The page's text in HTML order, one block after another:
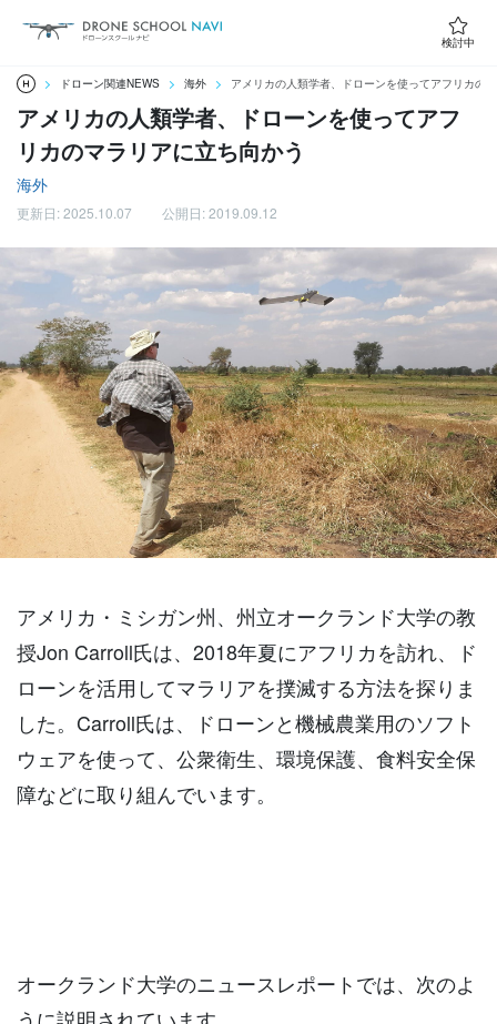
検討中
ドローン関連NEWS 海外 アメリカの人類学者、ドローンを使ってアフリカの
アメリカの人類学者、ドローンを使ってアフ
リカのマラリアに立ち向かう
海外
更新日: 2025.10.07 公開日: 2019.09.12
アメリカ・ミシガン州、州立オークランド大学の教
授Jon Carroll氏は、2018年夏にアフリカを訪れ、ド
ローンを活用してマラリアを撲滅する方法を探りま
した。Carroll氏は、ドローンと機械農業用のソフト
ウェアを使って、公衆衛生、環境保護、食料安全保
障などに取り組んでいます。
オークランド大学のニュースレポートでは、次のよ